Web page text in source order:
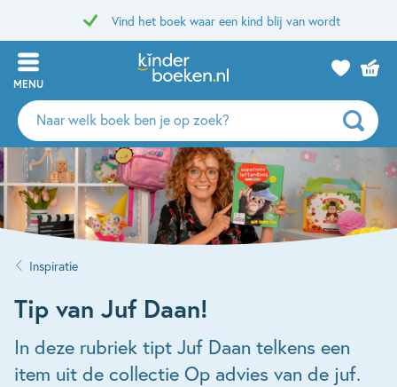
Vind het boek waar een kind blij van wordt
MENU
Zoeken
naar
boeken,
auteurs
en
uitgevers
Inspiratie
Tip van Juf Daan!
In deze rubriek tipt Juf Daan telkens een
item uit de collectie Op advies van de juf.